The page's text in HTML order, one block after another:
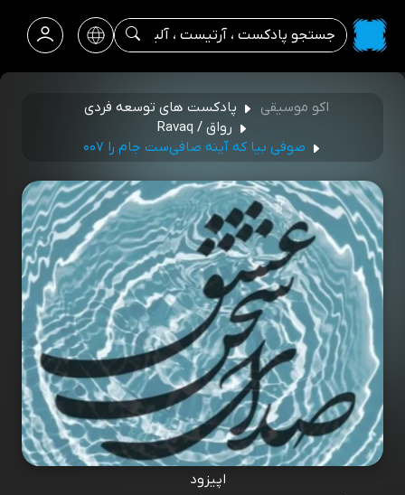
اکو موسیقی
پادکست های توسعه فردی
رواق / Ravaq
صوفی بیا که آینه صافی‌ست جام را ۰۰۷
اپیزود